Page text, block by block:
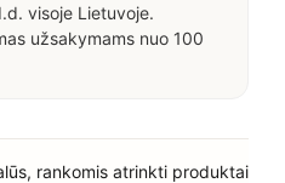
visoje Lietuvoje.
užsakymams nuo 100
rankomis atrinkti produktai